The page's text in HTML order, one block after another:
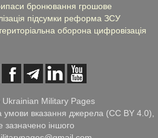
бронювання грошове
підсумки реформа ЗСУ
оборона цифровізація
Military Pages
умови вказання джерела (CC BY 4.0),
зазначено іншого